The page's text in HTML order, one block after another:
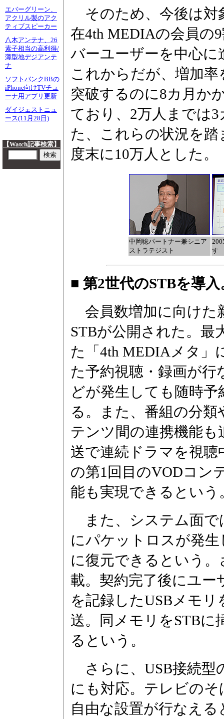
エバーグリーン、
アクリル製のアク
ティブスピーカー
八木アンテナ、26
素子相当の高利得/
薄型地デジアンテ
ナ
ソフトバンクBBの
iPhone向けTVチュ
ーナ用アプリ更新
ダイジェストニュ
ース(11月28日)
【Watch記事検索】
そのため、今後は対
在4th MEDIAの会員の
バーユーザーを中心
これからだが、増加
突破するのに8カ月か
ており、2万人までは
た、これらの状況を踏
度末に10万人とした。
中岡聡パートナー兼シニア
ストラテジスト
す
■ 第2世代のSTBを導
会員数増加に向けた
STBが公開された。最
た「4th MEDIAメタ」
た予約視聴・録画が
どが発生しても随時
る。また、番組の分
テンツ間の連携機能
送で連続ドラマを視
の第1回目のVODコン
能も実現できるという
また、システム面で
にパケットロスが発
に復元できるという。
載。契約完了後にユ
を記録したUSBメモ
送。同メモリをSTBに
るという。
さらに、USB接続型
にも対応。テレビのそ
自由な設置が行なえ